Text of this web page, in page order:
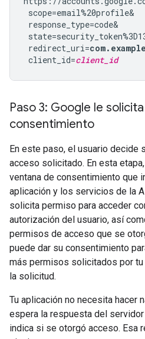
scope=email%20profile&
response_type=code&
redirect_uri=
client_id=client_id
Paso 3: Google le
consentimiento
En este paso, el usuario decide
acceso solicitado. En esta
ventana de consentimiento que
aplicación y los servicios de la
solicita permiso para acceder
autorización del usuario, así
permisos de acceso que se
puede dar su consentimiento
más permisos solicitados por tu
la solicitud.
Tu aplicación no necesita hacer
espera la respuesta del
indica si se otorgó acceso. Esa